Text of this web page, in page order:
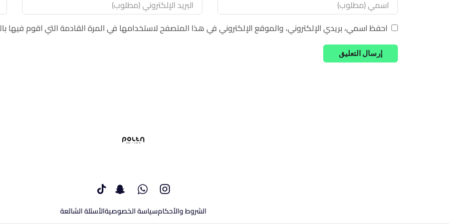
احفظ اسمي، بريدي الإلكتروني، والموقع الإلكتروني في هذا المتصفح لاستخدامها في المرة القادمة التي اقوم فيها
الشروط والأحكامسياسة الخصوصيةالأسئلة الشائعة